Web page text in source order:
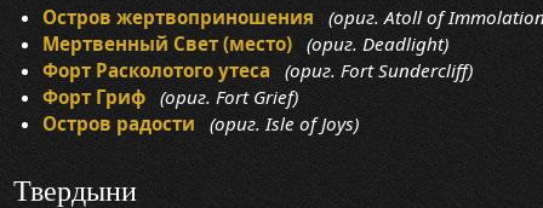
Остров жертвоприношения
(ориг. Atoll of
Мертвенный Свет (место) (ориг. Deadlight)
Форт Расколотого утеса
(ориг. Fort Sundercliff)
Форт Гриф (ориг. Fort Grief)
Остров радости
(ориг. Isle of Joys)
Твердыни